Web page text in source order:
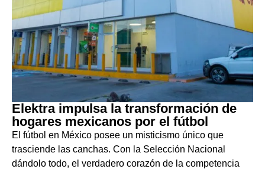
Elektra impulsa la transformación de
hogares mexicanos por el fútbol
El fútbol en México posee un misticismo único que
trasciende las canchas. Con la Selección Nacional
dándolo todo, el verdadero corazón de la competencia